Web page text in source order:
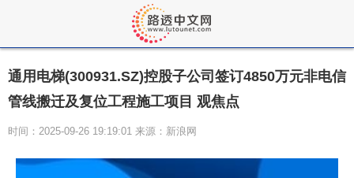
通用电梯(300931.SZ)控股子公司签订4850万元非电信
管线搬迁及复位工程施工项目 观焦点
时间：2025-09-26 19:19:01 来源：新浪网